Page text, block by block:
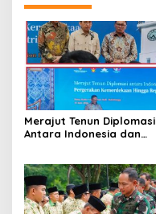
Merajut Tenun Diplomasi
Antara Indonesia dan